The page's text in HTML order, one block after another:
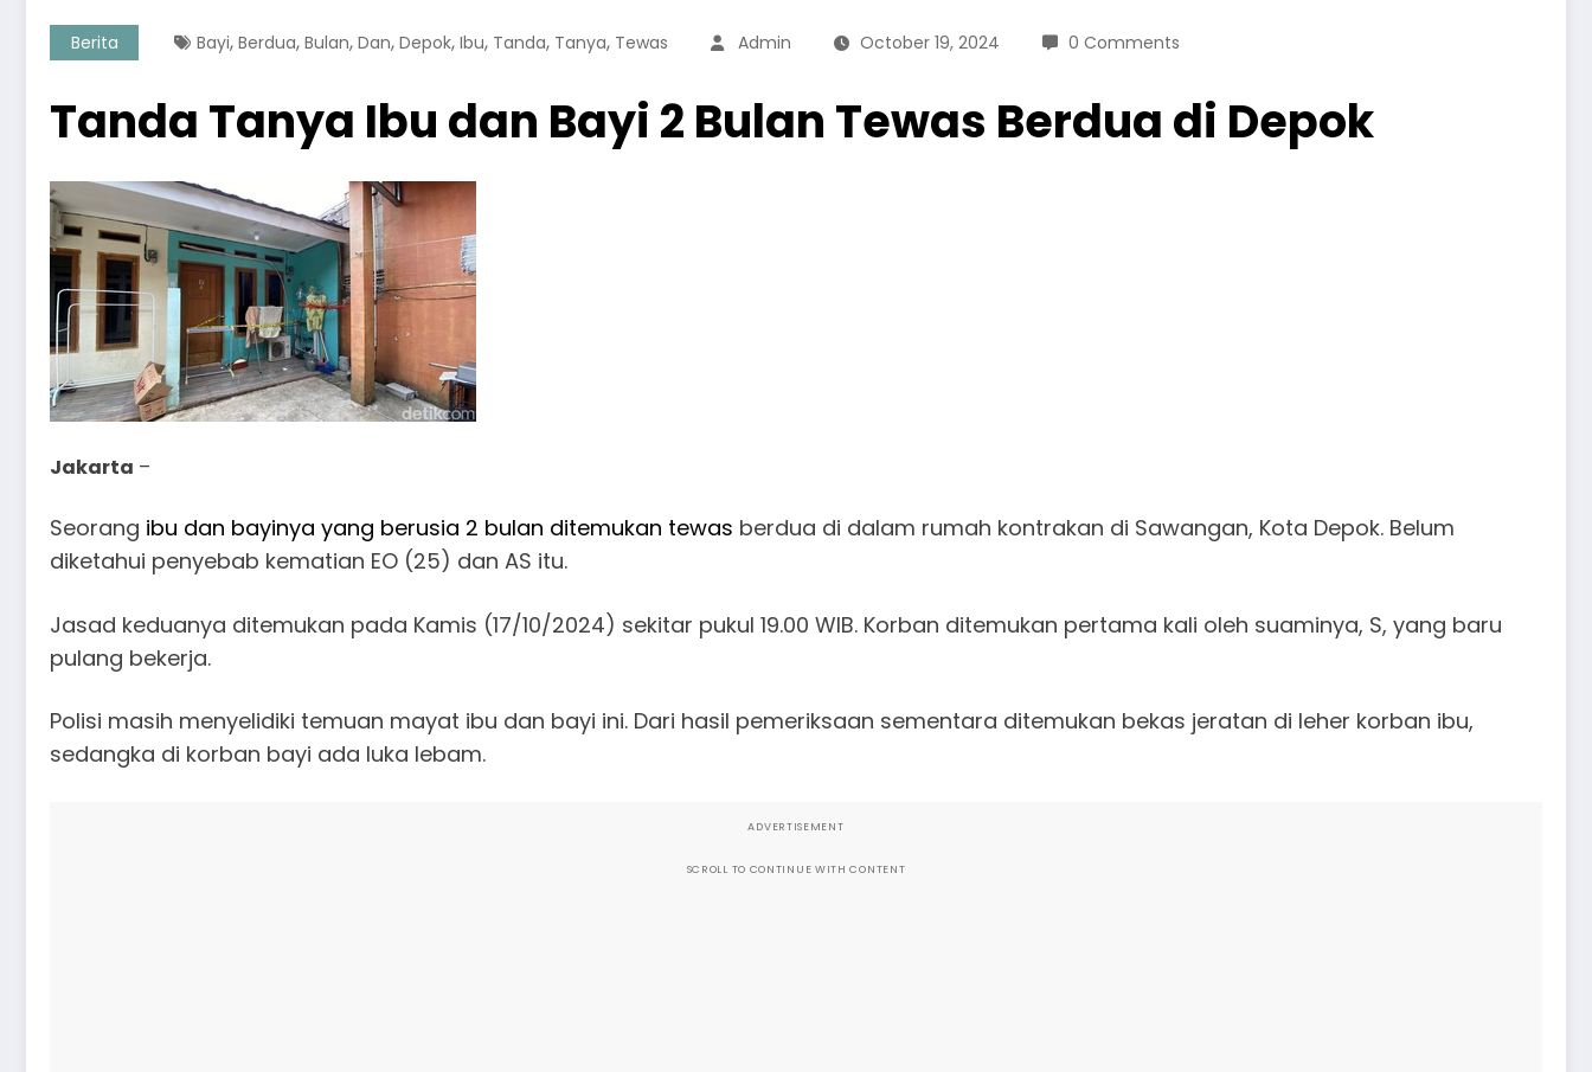
Berita Bayi, Berdua, Bulan, Dan, Depok, Ibu, Tanda, Tanya, Tewas Admin October 19, 2024 0 Comments
Tanda Tanya Ibu dan Bayi 2 Bulan Tewas Berdua di Depok
Jakarta –
Seorang ibu dan bayinya yang berusia 2 bulan ditemukan tewas berdua di dalam rumah kontrakan di Sawangan, Kota Depok. Belum
diketahui penyebab kematian EO (25) dan AS itu.
Jasad keduanya ditemukan pada Kamis (17/10/2024) sekitar pukul 19.00 WIB. Korban ditemukan pertama kali oleh suaminya, S, yang baru
pulang bekerja.
Polisi masih menyelidiki temuan mayat ibu dan bayi ini. Dari hasil pemeriksaan sementara ditemukan bekas jeratan di leher korban ibu,
sedangka di korban bayi ada luka lebam.
ADVERTISEMENT
SCROLL TO CONTINUE WITH CONTENT